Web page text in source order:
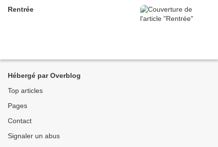
Rentrée
Hébergé par Overblog
Top articles
Pages
Contact
Signaler un abus